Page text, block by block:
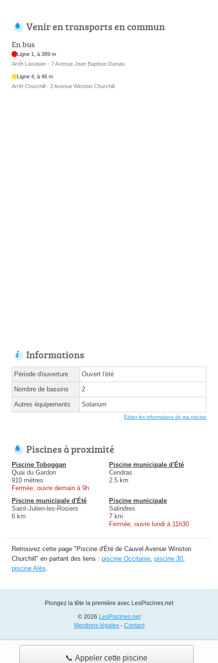
📞 Appeler cette piscine
Venir en transports en commun
En bus
Ligne 1, à 389 m
Arrêt Lavoisier - 7 Avenue Jean Baptiste Dumas
Ligne 4, à 46 m
Arrêt Churchill - 2 Avenue Winston Churchill
Informations
Période d'ouverture Ouvert l'été
Nombre de bassins 2
Autres équipements Solarium
Éditer les informations de ma piscine
Piscines à proximité
Piscine Toboggan
Quai du Gardon
910 mètres
Fermée, ouvre demain à 9h
Piscine municipale d'Été
Cendras
2.5 km
Piscine municipale d'Été
Saint-Julien-les-Rosiers
6 km
Piscine municipale
Salindres
7 km
Fermée, ouvre lundi à 11h30
Retrouvez cette page "Piscine d'Été de Cauvel Avenue Winston
Churchill" en partant des liens : piscine Occitanie, piscine 30,
piscine Alès.
Plongez la tête la première avec LesPiscines.net
© 2026 LesPiscines.net
Mentions légales- Contact